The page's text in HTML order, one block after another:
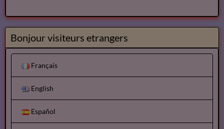
Bonjour visiteurs etrangers
Français
English
Español